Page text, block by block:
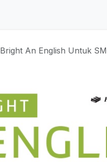
Bright An English Untuk